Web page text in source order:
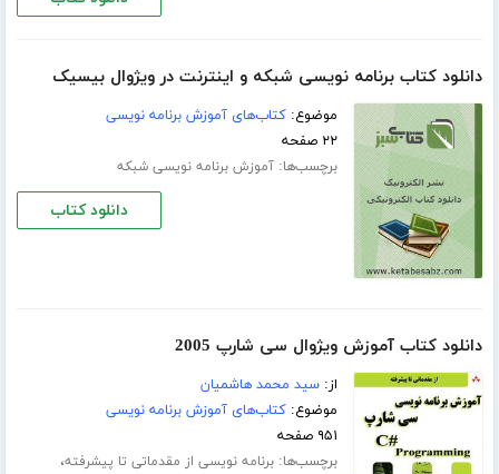
دانلود کتاب برنامه نویسی شبکه و اینترنت در ویژوال بیسیک
موضوع:کتاب‌های آموزش برنامه نویسی
۲۲ صفحه
برچسب‌ها:آموزش برنامه نویسی شبکه
دانلود کتاب
دانلود کتاب آموزش ویژوال سی شارپ 2005
از:سید محمد هاشمیان
موضوع:کتاب‌های آموزش برنامه نویسی
۹۵۱ صفحه
برچسب‌ها:برنامه نویسی از مقدماتی تا پیشرفته،